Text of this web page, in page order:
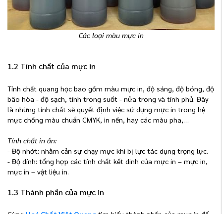
Các loại màu mực in
1.2 Tính chất của mực in
Tính chất quang học bao gồm màu mực in, độ sáng, độ bóng, độ
bão hòa - độ sạch, tính trong suốt - nửa trong và tính phủ. Đây
là những tính chất sẽ quyết định việc sử dụng mực in trong hệ
mực chồng màu chuẩn CMYK, in nền, hay các màu pha,…
Tính chất in ấn:
- Độ nhớt: nhằm cản sự chạy mực khi bị lực tác dụng trọng lực.
- Độ dính: tổng hợp các tính chất kết dinh của mực in – mực in,
mực in – vật liệu in.
1.3 Thành phần của mực in